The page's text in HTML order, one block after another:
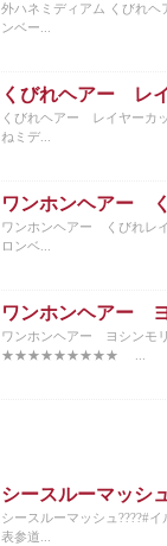
外ハネミディアム くびれ
ンベー...
くびれヘアー レイヤー
ねミデ...
ワンホンヘアー くびれ
ロンベ...
ワンホンヘアー ヨシンモ
★★★★★★★★★ ...
シースルーマッシ
シースルーマッシュ????#
表参道...